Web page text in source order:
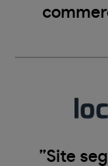
”Site